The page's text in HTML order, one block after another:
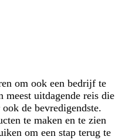
om ook een bedrijf te
meest uitdagende reis die
de bevredigendste.
te maken en te zien
om een stap terug te